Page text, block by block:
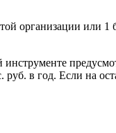
организации или 1
в год. Если на